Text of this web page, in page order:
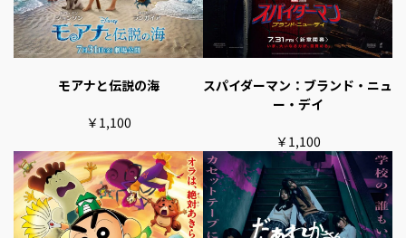
モアナと伝説の海
￥1,100
スパイダーマン：ブランド・ニュ
ー・デイ
￥1,100